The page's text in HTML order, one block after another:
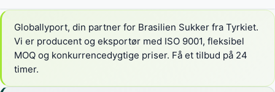
Globallyport, din partner for Brasilien Sukker fra Tyrkiet.
Vi er producent og eksportør med ISO 9001, fleksibel
MOQ og konkurrencedygtige priser. Få et tilbud på 24
timer.